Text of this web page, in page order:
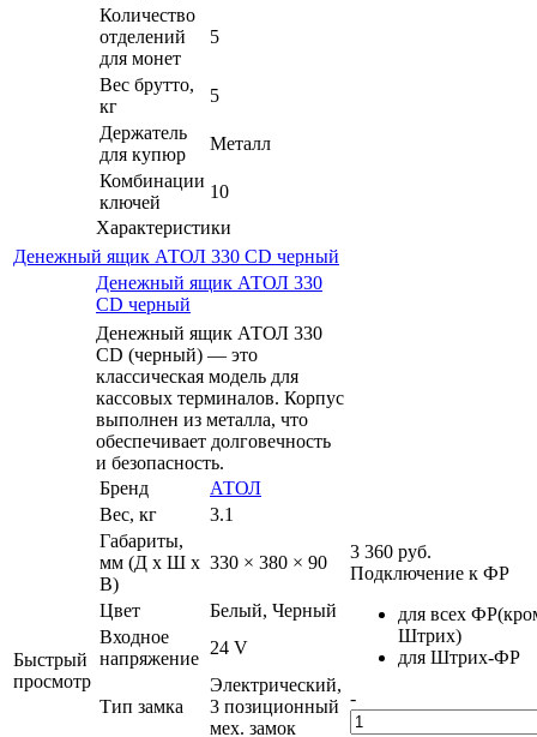
Количество
отделений
для монет
5
Вес брутто,
кг
5
Держатель
для купюр
Металл
Комбинации
ключей
10
Характеристики
Денежный ящик АТОЛ 330 CD черный
Быстрый
просмотр
Денежный ящик АТОЛ 330
CD черный
Денежный ящик АТОЛ 330
CD (черный) — это
классическая модель для
кассовых терминалов. Корпус
выполнен из металла, что
обеспечивает долговечность
и безопасность.
Бренд
АТОЛ
Вес, кг
3.1
Габариты,
мм (Д x Ш x
В)
330 × 380 × 90
Цвет
Белый, Черный
Входное
напряжение
24 V
Тип замка
Электрический,
3 позиционный
мех. замок
3 360 руб.
Подключение к ФР
для всех
Штрих)
для Штрих-ФР
-